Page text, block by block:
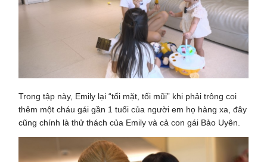
Trong tập này, Emily lại “tối mặt, tối mũi” khi phải trông coi
thêm một cháu gái gần 1 tuổi của người em họ hàng xa, đây
cũng chính là thử thách của Emily và cả con gái Bảo Uyên.